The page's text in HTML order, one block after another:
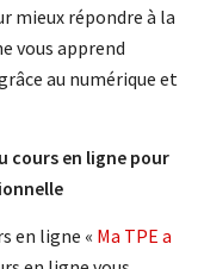
mieux répondre à la
vous apprend
au numérique et
cours en ligne pour
en ligne « Ma TPE a